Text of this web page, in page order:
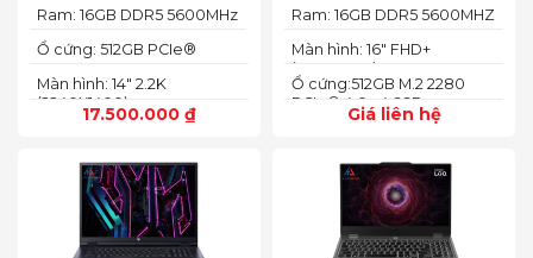
17.500.000 ₫
Màn hình: 14" 2.2K
(2240X1400)
Ổ cứng: 512GB PCIe®
Ram: 16GB DDR5 5600MHz
Giá liên hệ
Ổ cứng:512GB M.2 2280
PCIe® 4.0 x4 SSD
Màn hình: 16" FHD+
(1920x1200) IPS
Ram: 16GB DDR5 5600MHZ